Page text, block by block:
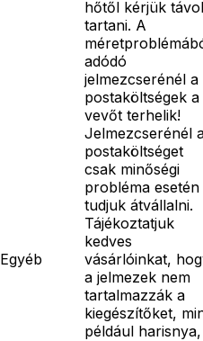
Egyéb
hőtől kérjük távol
tartani. A
adódó
jelmezcserénél a
postaköltségek a
vevőt terhelik!
Jelmezcserénél
postaköltséget
csak minőségi
probléma esetén
tudjuk átvállalni.
Tájékoztatjuk
kedves
vásárlóinkat,
a jelmezek nem
tartalmazzák a
kiegészítőket,
például harisnya,